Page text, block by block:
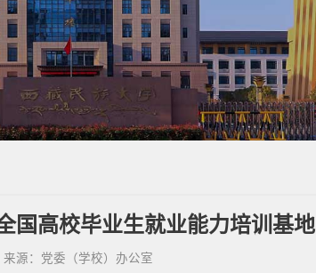
国高校毕业生就业能力培训基地
来源： 党委（学校）办公室